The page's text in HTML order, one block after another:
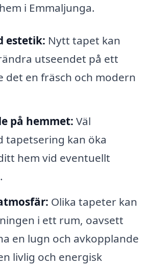
i Emmaljunga.
estetik: Nytt tapet kan
utseendet på ett
det en fräsch och modern
på hemmet: Väl
tapetsering kan öka
hem vid eventuellt
Olika tapeter kan
i ett rum, oavsett
en lugn och avkopplande
livlig och energisk